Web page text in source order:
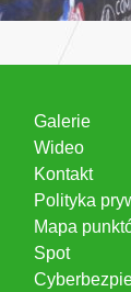
Galerie
Wideo
Kontakt
Polityka
Mapa
Spot